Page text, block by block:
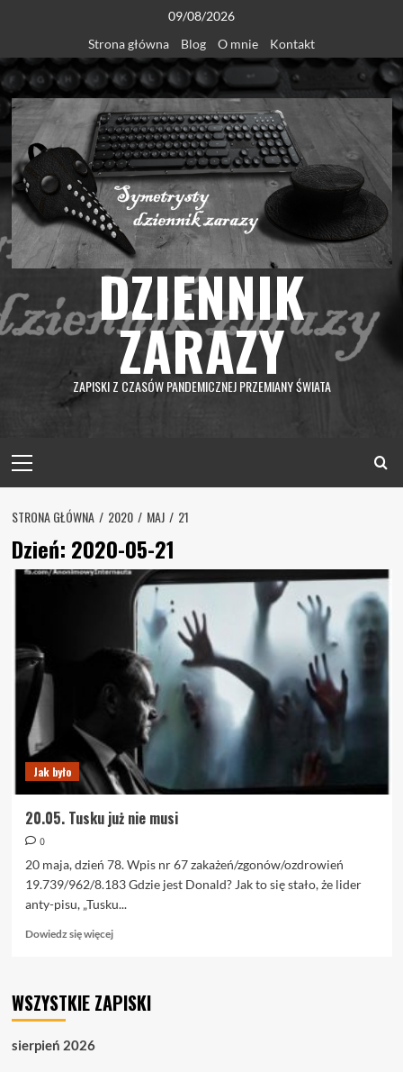
content
09/08/2026
Strona główna
Blog O mnie Kontakt
DZIENNIK
ZARAZY
ZAPISKI Z CZASÓW PANDEMICZNEJ PRZEMIANY ŚWIATA
Menu
STRONA GŁÓWNA 2020 MAJ 21
Dzień: 2020-05-21
Jak było
20.05. Tusku już nie musi
0
20 maja, dzień 78. Wpis nr 67 zakażeń/zgonów/ozdrowień
19.739/962/8.183 Gdzie jest Donald? Jak to się stało, że lider
anty-pisu, „Tusku...
Dowiedz się więcejDowiedz
20.05.
WSZYSTKIE ZAPISKI
sierpień 2026